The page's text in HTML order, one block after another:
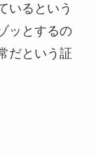
いるという
ッとするの
だという証